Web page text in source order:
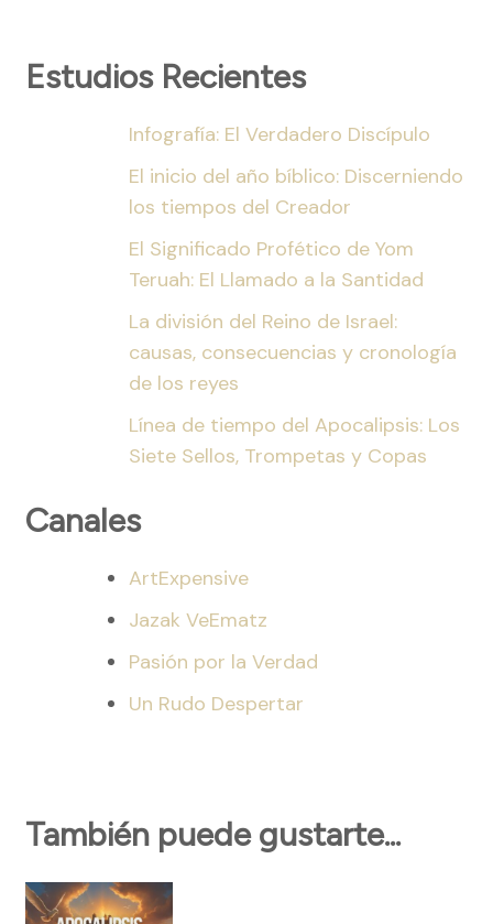
Estudios Recientes
Infografía: El Verdadero Discípulo
El inicio del año bíblico: Discerniendo
los tiempos del Creador
El Significado Profético de Yom
Teruah: El Llamado a la Santidad
La división del Reino de Israel:
causas, consecuencias y cronología
de los reyes
Línea de tiempo del Apocalipsis: Los
Siete Sellos, Trompetas y Copas
Canales
ArtExpensive
Jazak VeEmatz
Pasión por la Verdad
Un Rudo Despertar
También puede gustarte...